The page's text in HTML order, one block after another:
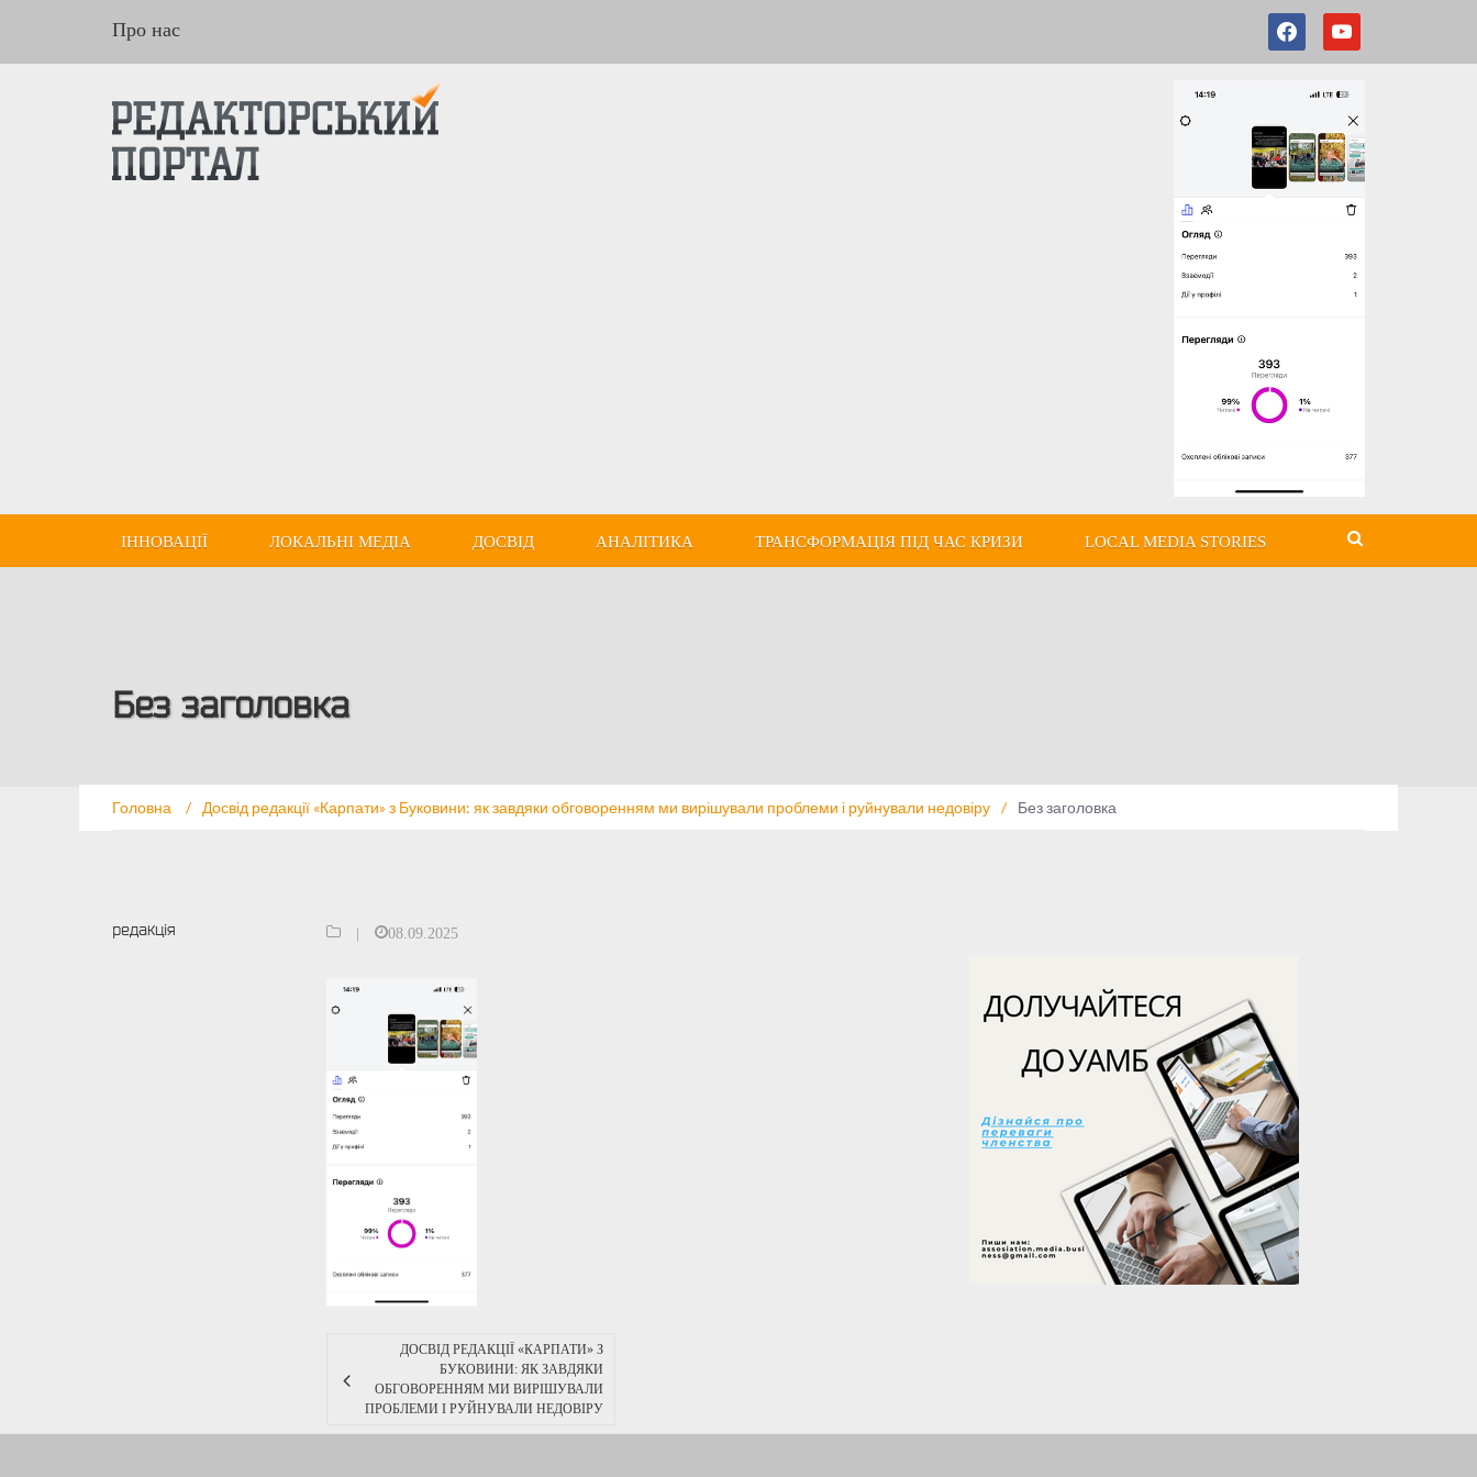
Про нас
ІННОВАЦІЇ ЛОКАЛЬНІ МЕДІА ДОСВІД АНАЛІТИКА ТРАНСФОРМАЦІЯ ПІД ЧАС КРИЗИ LOCAL MEDIA STORIES
Без заголовка
Головна / Досвід редакції «Карпати» з Буковини: як завдяки обговоренням ми вирішували проблеми і руйнували недовіру / Без заголовка
редакція 08.09.2025
ДОСВІД РЕДАКЦІЇ «КАРПАТИ» З
БУКОВИНИ: ЯК ЗАВДЯКИ
ОБГОВОРЕННЯМ МИ ВИРІШУВАЛИ
ПРОБЛЕМИ І РУЙНУВАЛИ НЕДОВІРУ